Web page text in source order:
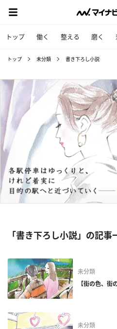
トップ 働く 整える 磨く
トップ 未分類 書き下ろし小説
「書き下ろし小説」の記事
未分類
【街の色、
未分類